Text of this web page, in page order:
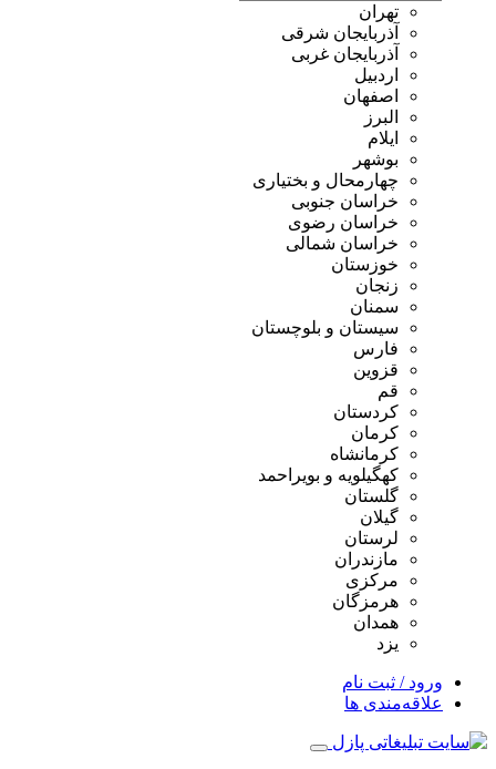
تهران
آذربایجان شرقی
آذربایجان غربی
اردبیل
اصفهان
البرز
ایلام
بوشهر
چهارمحال و بختیاری
خراسان جنوبی
خراسان رضوی
خراسان شمالی
خوزستان
زنجان
سمنان
سیستان و بلوچستان
فارس
قزوین
قم
کردستان
کرمان
کرمانشاه
کهگیلویه و بویراحمد
گلستان
گیلان
لرستان
مازندران
مرکزی
هرمزگان
همدان
یزد
ورود / ثبت نام
علاقه‌مندی ها